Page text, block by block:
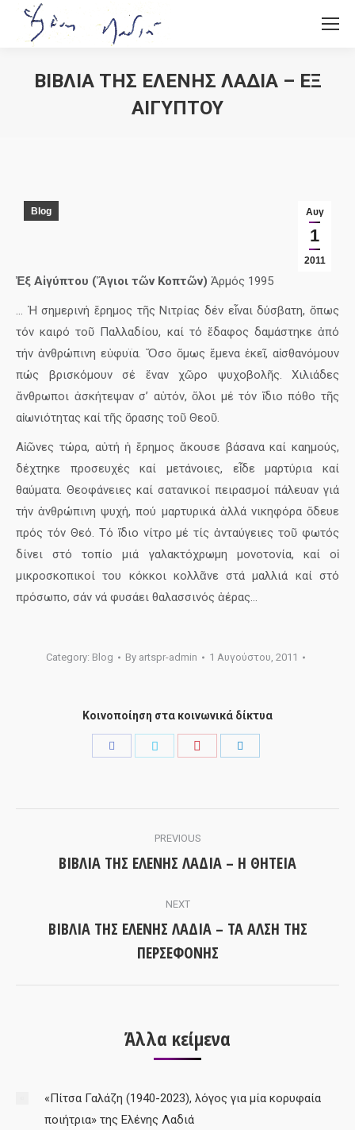
ΒΙΒΛΙΑ ΤΗΣ ΕΛΕΝΗΣ ΛΑΔΙΑ – ΕΞ
ΑΙΓΥΠΤΟΥ
Αυγ
1
2011
Blog
Ἐξ Αἰγύπτου (Ἅγιοι τῶν Κοπτῶν) Ἁρμός 1995
… Ἡ σημερινή ἔρημος τῆς Νιτρίας δέν εἶναι δύσβατη, ὅπως
τόν καιρό τοῦ Παλλαδίου, καί τό ἔδαφος δαμάστηκε ἀπό
τήν ἀνθρώπινη εὐφυϊα. Ὄσο ὅμως ἔμενα ἐκεῖ, αἰσθανόμουν
πώς βρισκόμουν σέ ἕναν χῶρο ψυχοβολῆς. Χιλιάδες
ἄνθρωποι ἀσκήτεψαν σ’ αὐτόν, ὅλοι μέ τόν ἴδιο πόθο τῆς
αἰωνιότητας καί τῆς ὅρασης τοῦ Θεοῦ.
Αἰῶνες τώρα, αὐτή ἡ ἔρημος ἄκουσε βάσανα καί καημούς,
δέχτηκε προσευχές καί μετάνοιες, εἶδε μαρτύρια καί
θαύματα. Θεοφάνειες καί σατανικοί πειρασμοί πάλευαν γιά
τήν ἀνθρώπινη ψυχή, πού μαρτυρικά ἀλλά νικηφόρα ὅδευε
πρός τόν Θεό. Τό ἴδιο νίτρο μέ τίς ἀνταύγειες τοῦ φωτός
δίνει στό τοπίο μιά γαλακτόχρωμη μονοτονία, καί οἱ
μικροσκοπικοί του κόκκοι κολλᾶνε στά μαλλιά καί στό
πρόσωπο, σάν νά φυσάει θαλασσινός ἀέρας…
Category: Blog By artspr-admin 1 Αυγούστου, 2011
Κοινοποίηση στα κοινωνικά δίκτυα
navigation
PREVIOUS
Previous
ΒΙΒΛΙΑ ΤΗΣ ΕΛΕΝΗΣ ΛΑΔΙΑ – Η ΘΗΤΕΙΑ
NEXT
post:
ΒΙΒΛΙΑ ΤΗΣ ΕΛΕΝΗΣ ΛΑΔΙΑ – ΤΑ ΑΛΣΗ ΤΗΣ
ΠΕΡΣΕΦΟΝΗΣ
Άλλα κείμενα
«Πίτσα Γαλάζη (1940-2023), λόγος για μία κορυφαία
ποιήτρια» της Ελένης Λαδιά